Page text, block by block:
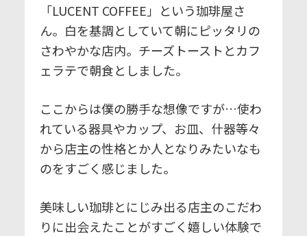
「LUCENT COFFEE」という珈琲屋さ
ん。白を基調としていて朝にピッタリの
さわやかな店内。チーズトーストとカフ
ェラテで朝食としました。
ここからは僕の勝手な想像ですが…使わ
れている器具やカップ、お皿、什器等々
から店主の性格とか人となりみたいなも
のをすごく感じました。
美味しい珈琲とにじみ出る店主のこだわ
りに出会えたことがすごく嬉しい体験で